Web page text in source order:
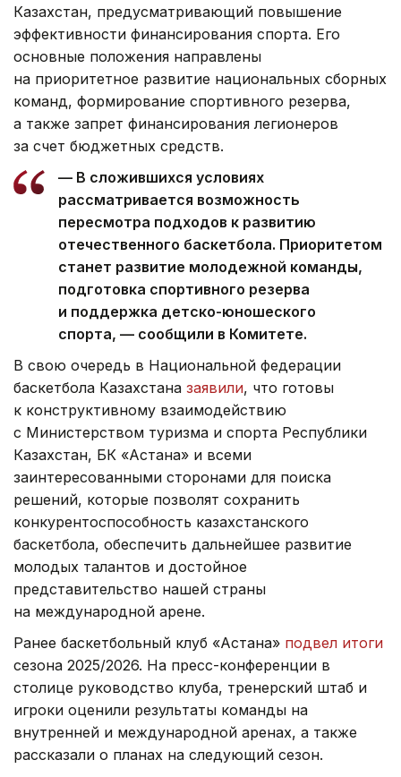
Казахстан, предусматривающий повышение
эффективности финансирования спорта. Его
основные положения направлены
на приоритетное развитие национальных сборных
команд, формирование спортивного резерва,
а также запрет финансирования легионеров
за счет бюджетных средств.
— В сложившихся условиях
рассматривается возможность
пересмотра подходов к развитию
отечественного баскетбола. Приоритетом
станет развитие молодежной команды,
подготовка спортивного резерва
и поддержка детско-юношеского
спорта, — сообщили в Комитете.
В свою очередь в Национальной федерации
баскетбола Казахстана заявили, что готовы
к конструктивному взаимодействию
с Министерством туризма и спорта Республики
Казахстан, БК «Астана» и всеми
заинтересованными сторонами для поиска
решений, которые позволят сохранить
конкурентоспособность казахстанского
баскетбола, обеспечить дальнейшее развитие
молодых талантов и достойное
представительство нашей страны
на международной арене.
Ранее баскетбольный клуб «Астана» подвел итоги
сезона 2025/2026. На пресс-конференции в
столице руководство клуба, тренерский штаб и
игроки оценили результаты команды на
внутренней и международной аренах, а также
рассказали о планах на следующий сезон.